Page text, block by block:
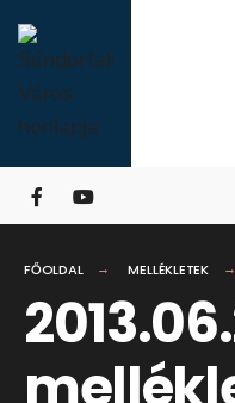
Skip
to
content
FŐOLDAL MELLÉKLETEK
for: